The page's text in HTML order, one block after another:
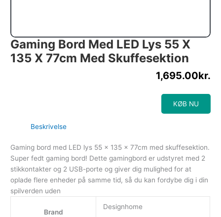
Gaming Bord Med LED Lys 55 X
135 X 77cm Med Skuffesektion
1,695.00kr.
KØB NU
Beskrivelse
Gaming bord med LED lys 55 x 135 x 77cm med skuffesektion.
Super fedt gaming bord! Dette gamingbord er udstyret med 2
stikkontakter og 2 USB-porte og giver dig mulighed for at
oplade flere enheder på samme tid, så du kan fordybe dig i din
spilverden uden
Brand
Designhome